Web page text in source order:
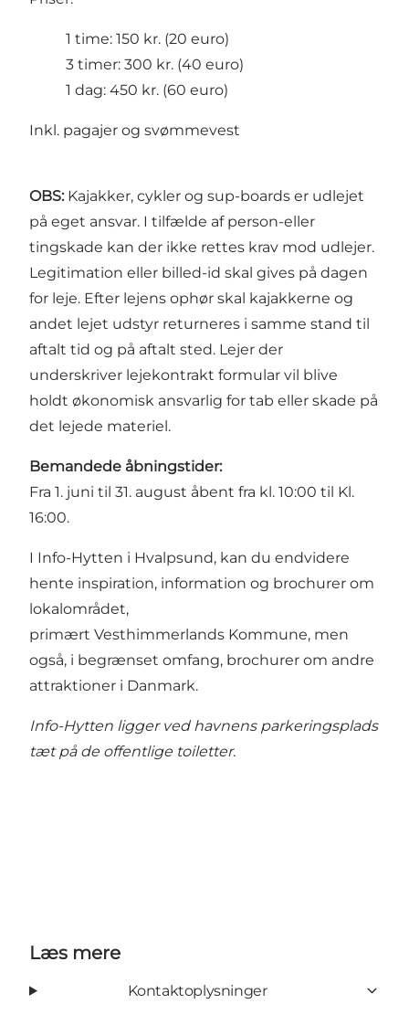
1 time: 150 kr. (20 euro)
3 timer: 300 kr. (40 euro)
1 dag: 450 kr. (60 euro)
Inkl. pagajer og svømmevest
OBS: Kajakker, cykler og sup-boards er udlejet
på eget ansvar. I tilfælde af person-eller
tingskade kan der ikke rettes krav mod udlejer.
Legitimation eller billed-id skal gives på dagen
for leje. Efter lejens ophør skal kajakkerne og
andet lejet udstyr returneres i samme stand til
aftalt tid og på aftalt sted. Lejer der
underskriver lejekontrakt formular vil blive
holdt økonomisk ansvarlig for tab eller skade på
det lejede materiel.
Bemandede åbningstider:
Fra 1. juni til 31. august åbent fra kl. 10:00 til Kl.
16:00.
I Info-Hytten i Hvalpsund, kan du endvidere
hente inspiration, information og brochurer om
lokalområdet,
primært Vesthimmerlands Kommune, men
også, i begrænset omfang, brochurer om andre
attraktioner i Danmark.
Info-Hytten ligger ved havnens parkeringsplads
tæt på de offentlige toiletter.
Læs mere
Kontaktoplysninger